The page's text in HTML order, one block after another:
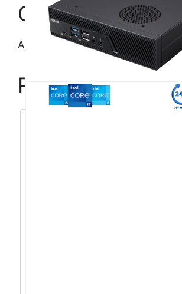
Opis
ASUS E5702 i5/16GB/512GB/27″/
Povezani